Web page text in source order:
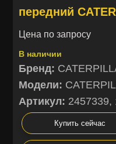
передний
Цена по запросу
В наличии
Бренд:
Модели:
Артикул: 2457339,
Купить сейчас